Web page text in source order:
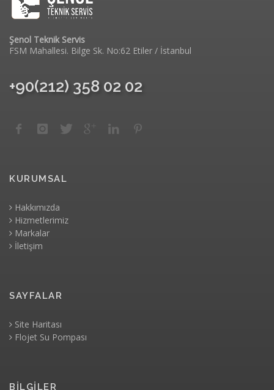
Şenol Teknik Servis
FSM Mahallesi. Bilge Sk. No:62 Etiler / İstanbul
+90(212) 358 02 02
KURUMSAL
Hakkımızda
Hizmetlerimiz
Markalar
İletişim
SAYFALAR
Site Haritası
Flojet Su Pompası
BİLGİLER